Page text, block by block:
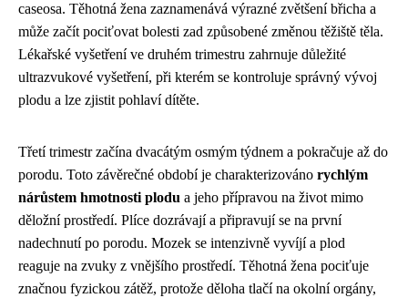
caseosa. Těhotná žena zaznamenává výrazné zvětšení břicha a
může začít pociťovat bolesti zad způsobené změnou těžiště těla.
Lékařské vyšetření ve druhém trimestru zahrnuje důležité
ultrazvukové vyšetření, při kterém se kontroluje správný vývoj
plodu a lze zjistit pohlaví dítěte.
Třetí trimestr začína dvacátým osmým týdnem a pokračuje až do
porodu. Toto závěrečné období je charakterizováno rychlým
nárůstem hmotnosti plodu a jeho přípravou na život mimo
děložní prostředí. Plíce dozrávají a připravují se na první
nadechnutí po porodu. Mozek se intenzivně vyvíjí a plod
reaguje na zvuky z vnějšího prostředí. Těhotná žena pociťuje
značnou fyzickou zátěž, protože děloha tlačí na okolní orgány,